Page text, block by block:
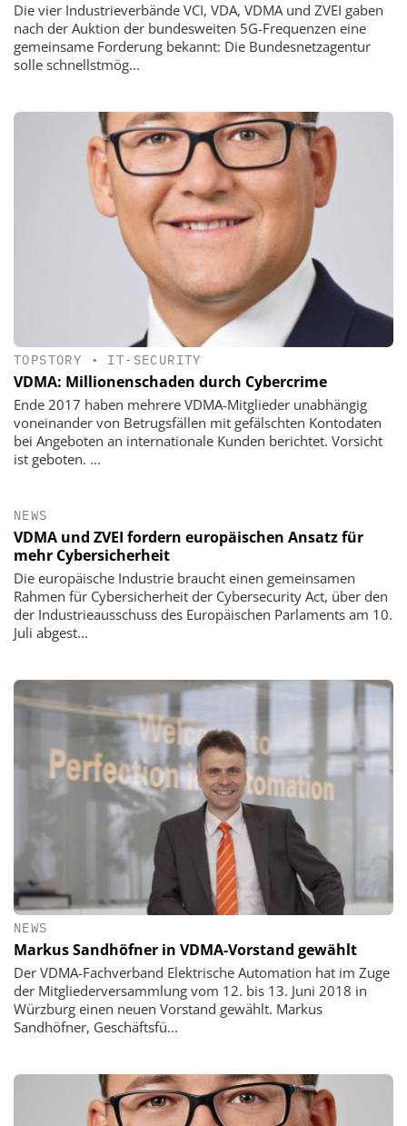
Die vier Industrieverbände VCI, VDA, VDMA und ZVEI gaben
nach der Auktion der bundesweiten 5G-Frequenzen eine
gemeinsame Forderung bekannt: Die Bundesnetzagentur
solle schnellstmög...
TOPSTORY • IT-SECURITY
VDMA: Millionenschaden durch Cybercrime
Ende 2017 haben mehrere VDMA-Mitglieder unabhängig
voneinander von Betrugsfällen mit gefälschten Kontodaten
bei Angeboten an internationale Kunden berichtet. Vorsicht
ist geboten. ...
NEWS
VDMA und ZVEI fordern europäischen Ansatz für
mehr Cybersicherheit
Die europäische Industrie braucht einen gemeinsamen
Rahmen für Cybersicherheit der Cybersecurity Act, über den
der Industrieausschuss des Europäischen Parlaments am 10.
Juli abgest...
NEWS
Markus Sandhöfner in VDMA-Vorstand gewählt
Der VDMA-Fachverband Elektrische Automation hat im Zuge
der Mitgliederversammlung vom 12. bis 13. Juni 2018 in
Würzburg einen neuen Vorstand gewählt. Markus
Sandhöfner, Geschäftsfü...